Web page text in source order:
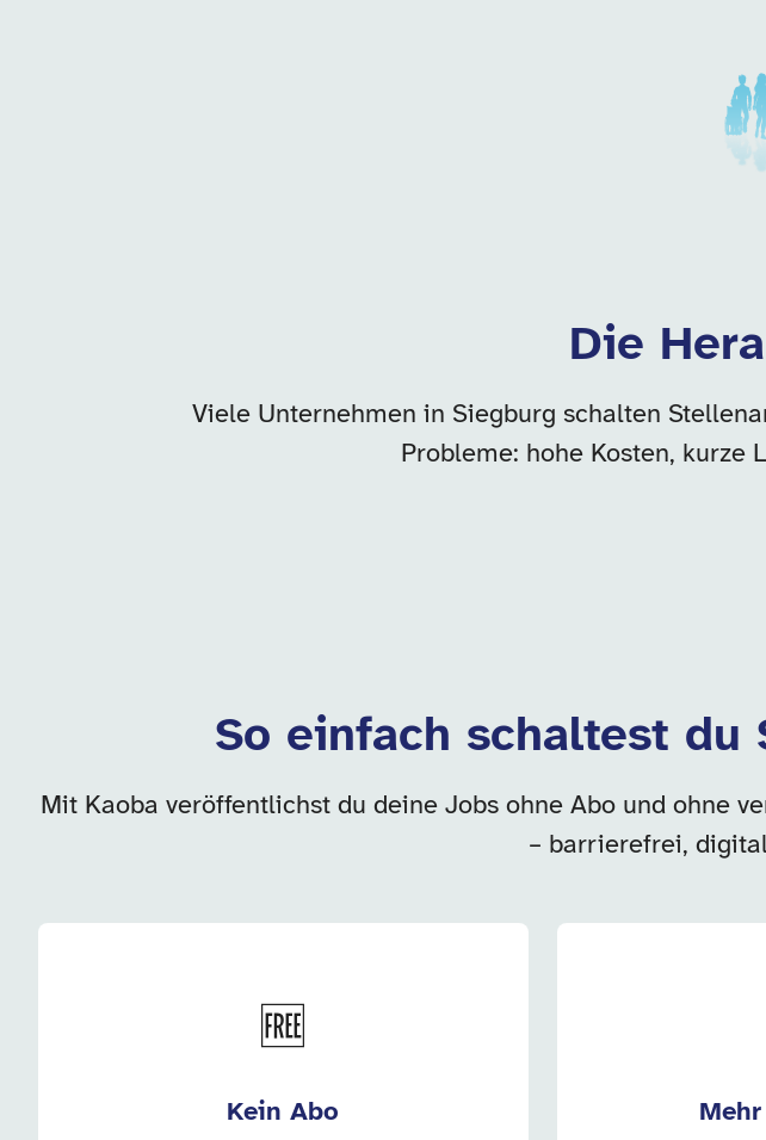
Unsere Arbeitgeber in dieser
Die
Viele Unternehmen in Siegburg schalten
Probleme: hohe Kosten, kurze
So einfach schaltest du
Mit Kaoba veröffentlichst du deine Jobs ohne Abo und ohne
– barrierefrei,
🆓
Kein Abo